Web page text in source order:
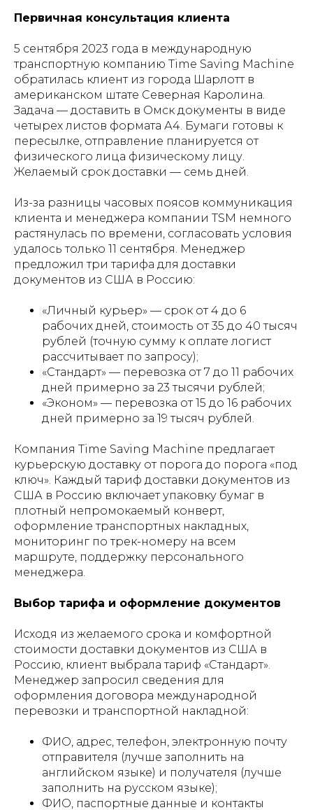
Первичная консультация клиента
5 сентября 2023 года в международную
транспортную компанию Time Saving Machine
обратилась клиент из города Шарлотт в
американском штате Северная Каролина.
Задача — доставить в Омск документы в виде
четырех листов формата А4. Бумаги готовы к
пересылке, отправление планируется от
физического лица физическому лицу.
Желаемый срок доставки — семь дней.
Из-за разницы часовых поясов коммуникация
клиента и менеджера компании TSM немного
растянулась по времени, согласовать условия
удалось только 11 сентября. Менеджер
предложил три тарифа для доставки
документов из США в Россию:
«Личный курьер» — срок от 4 до 6
рабочих дней, стоимость от 35 до 40 тысяч
рублей (точную сумму к оплате логист
рассчитывает по запросу);
«Стандарт» — перевозка от 7 до 11 рабочих
дней примерно за 23 тысячи рублей;
«Эконом» — перевозка от 15 до 16 рабочих
дней примерно за 19 тысяч рублей.
Компания Time Saving Machine предлагает
курьерскую доставку от порога до порога «под
ключ». Каждый тариф доставки документов из
США в Россию включает упаковку бумаг в
плотный непромокаемый конверт,
оформление транспортных накладных,
мониторинг по трек-номеру на всем
маршруте, поддержку персонального
менеджера.
Выбор тарифа и оформление документов
Исходя из желаемого срока и комфортной
стоимости доставки документов из США в
Россию, клиент выбрала тариф «Стандарт».
Менеджер запросил сведения для
оформления договора международной
перевозки и транспортной накладной:
ФИО, адрес, телефон, электронную почту
отправителя (лучше заполнить на
английском языке) и получателя (лучше
заполнить на русском языке);
ФИО, паспортные данные и контакты